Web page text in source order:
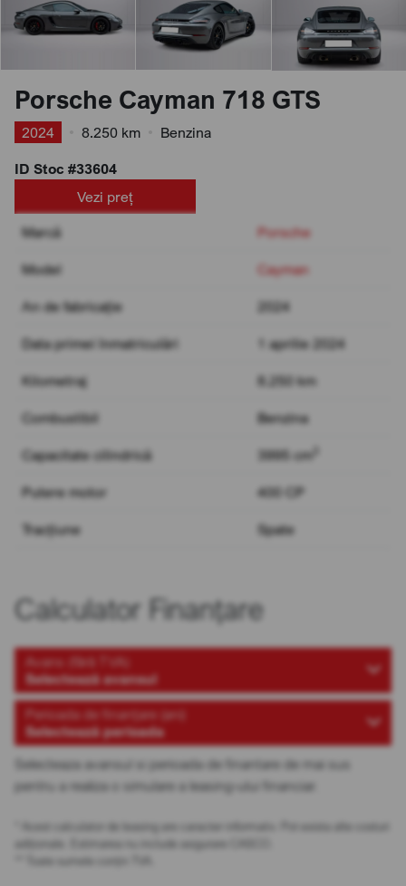
Porsche Cayman 718 GTS
2024 8.250 km
Benzina
ID Stoc #33604
Vezi preț
Marcă
Porsche
Model Cayman
An de fabricație 2024
Data primei înmatriculări 1 aprilie 2024
Kilometraj 8.250 km
Combustibil Benzina
Capacitate cilindrică 3995 cm
Putere motor 400 CP
Tracțiune Spate
Calculator Finanțare
Avans (fără TVA)
Selectează avansul
Perioada de finanțare (ani)
Selectează perioada
Selecteaza avansul si perioada de finantare de mai sus
pentru a realiza o simulare a leasing-ului financiar.
* Acest calculator de leasing are caracter informativ. Pot exista alte costuri
adiționale. Estimarea nu include asigurare CASCO.
** Toate sumele conțin TVA.